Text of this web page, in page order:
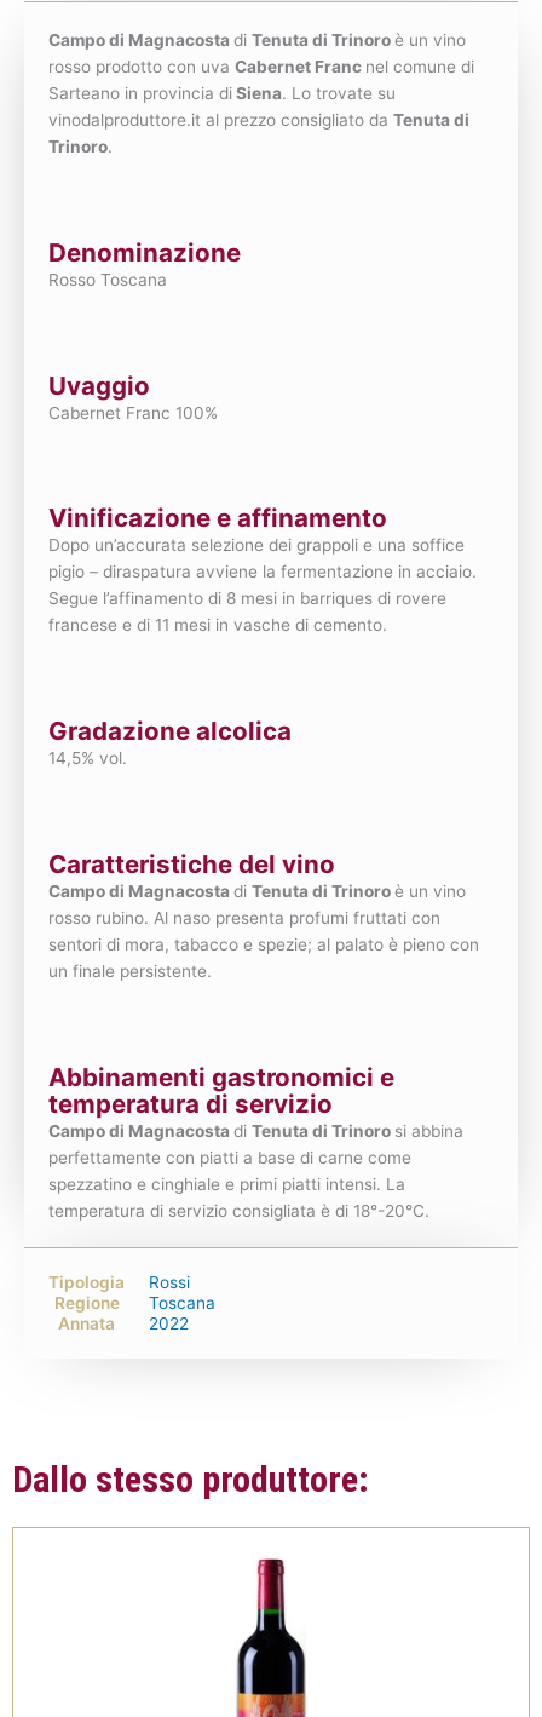
Campo di Magnacosta di Tenuta di Trinoroè un vino
rosso prodotto con uva Cabernet Franc nel comune di
Sarteano in provincia diSiena. Lo trovate su
vinodalproduttore.it al prezzo consigliato da Tenuta di
Trinoro.
Denominazione
Rosso Toscana
Uvaggio
Cabernet Franc 100%
Vinificazione e affinamento
Dopo un’accurata selezione dei grappoli e una soffice
pigio – diraspatura avviene la fermentazione in acciaio.
Segue l’affinamento di 8 mesi in barriques di rovere
francese e di 11 mesi in vasche di cemento.
Gradazione alcolica
14,5% vol.
Caratteristiche del vino
Campo di Magnacosta di Tenuta di Trinoroè un vino
rosso rubino. Al naso presenta profumi fruttati con
sentori di mora, tabacco e spezie; al palato è pieno con
un finale persistente.
Abbinamenti gastronomici e
temperatura di servizio
Campo di Magnacosta di Tenuta di Trinoro si abbina
perfettamente con piatti a base di carne come
spezzatino e cinghiale e primi piatti intensi. La
temperatura di servizio consigliata è di 18°-20°C.
Tipologia
Rossi
Regione
Toscana
Annata
2022
Dallo stesso produttore: